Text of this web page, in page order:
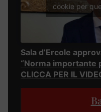
cookie per
Sala d’Ercole
“Norma importante
CLICCA PER IL